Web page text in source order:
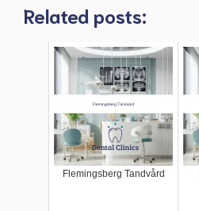
Related posts:
Flemingsberg Tandvård